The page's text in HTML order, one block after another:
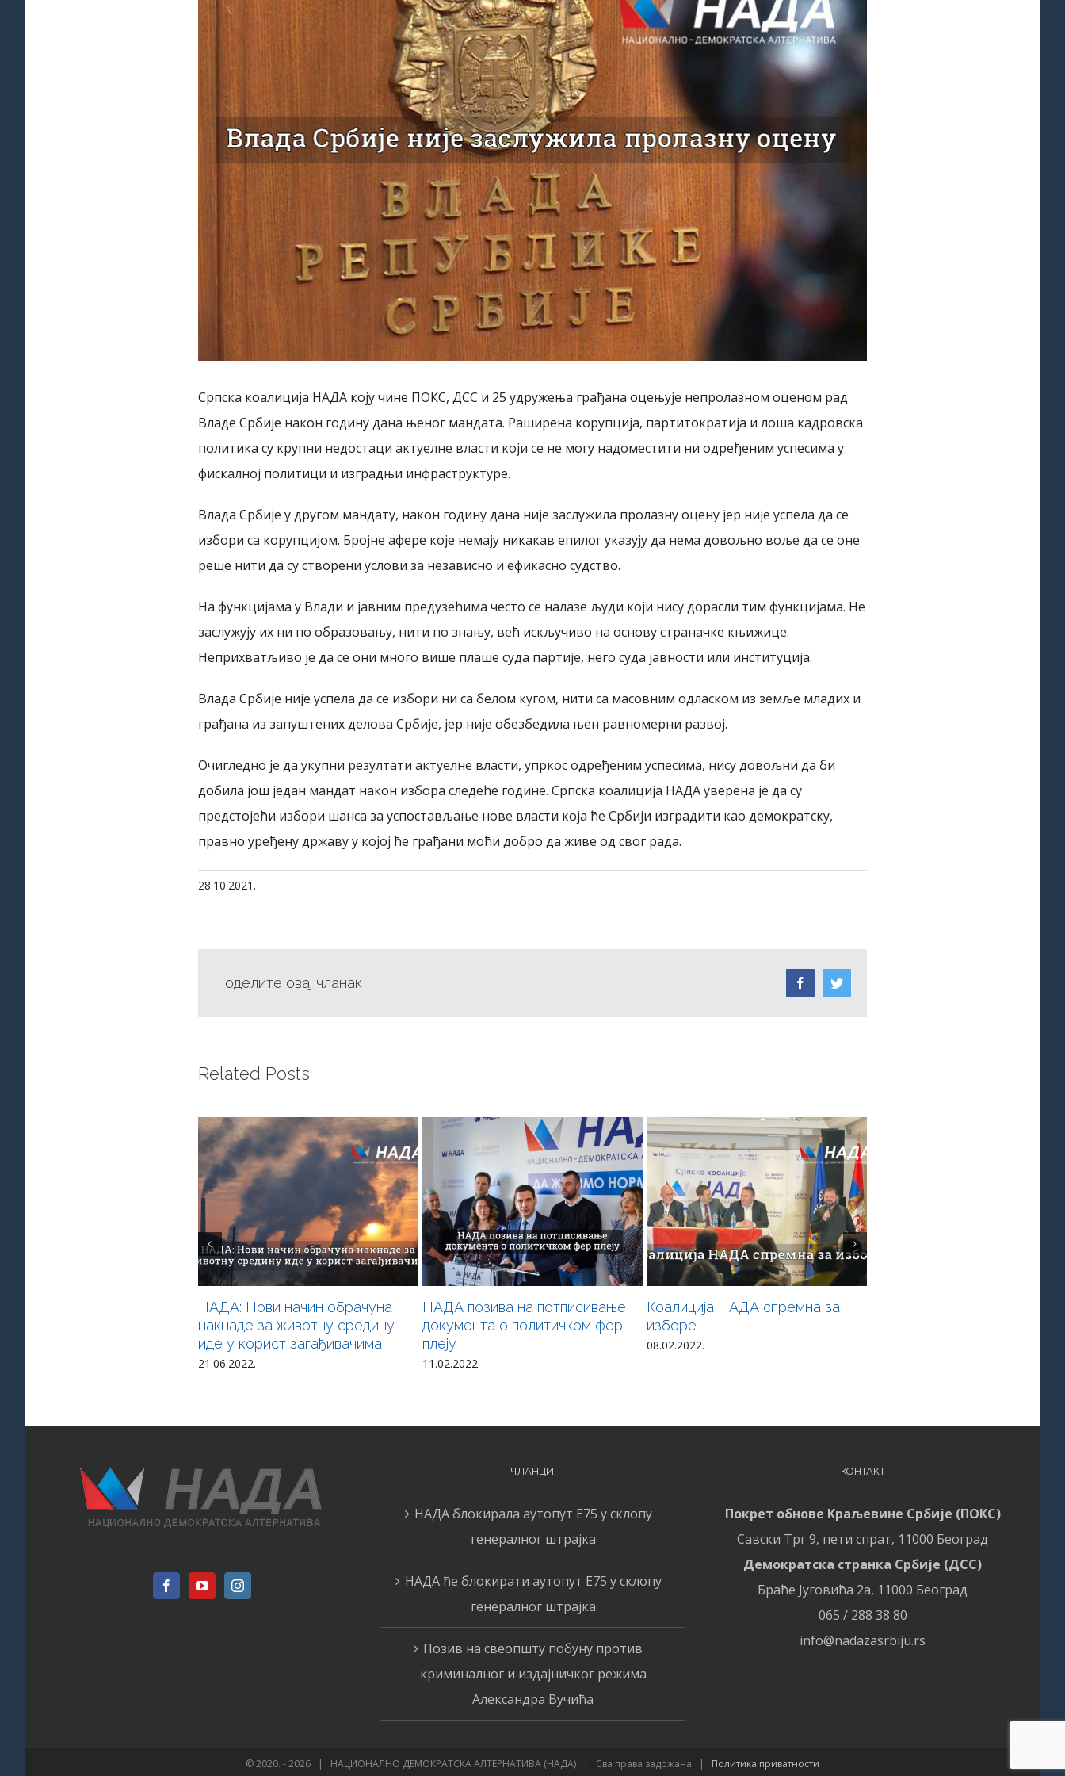
Српска коалиција НАДА коју чине ПОКС, ДСС и 25 удружења грађана оцењује непролазном оценом рад
Владе Србије након годину дана њеног мандата. Раширена корупција, партитократија и лоша кадровска
политика су крупни недостаци актуелне власти који се не могу надоместити ни одређеним успесима у
фискалној политици и изградњи инфраструктуре.
Влада Србије у другом мандату, након годину дана није заслужила пролазну оцену јер није успела да се
избори са корупцијом. Бројне афере које немају никакав епилог указују да нема довољно воље да се оне
реше нити да су створени услови за независно и ефикасно судство.
На функцијама у Влади и јавним предузећима често се налазе људи који нису дорасли тим функцијама. Не
заслужују их ни по образовању, нити по знању, већ искључиво на основу страначке књижице.
Неприхватљиво је да се они много више плаше суда партије, него суда јавности или институција.
Влада Србије није успела да се избори ни са белом кугом, нити са масовним одласком из земље младих и
грађана из запуштених делова Србије, јер није обезбедила њен равномерни развој.
Очигледно је да укупни резултати актуелне власти, упркос одређеним успесима, нису довољни да би
добила још један мандат након избора следеће године. Српска коалиција НАДА уверена је да су
предстојећи избори шанса за успостављање нове власти која ће Србији изградити као демократску,
правно уређену државу у којој ће грађани моћи добро да живе од свог рада.
28.10.2021.
Поделите овај чланак FacebookTwitter
Related Posts
НАДА: Нови начин обрачуна
накнаде за животну средину
иде у корист загађивачима
21.06.2022.
НАДА позива на потписивање
документа о политичком фер
плеју
11.02.2022.
Коалиција НАДА спремна за
изборе
08.02.2022.
ЧЛАНЦИ
НАДА блокирала аутопут Е75 у склопу
генералног штрајка
НАДА ће блокирати аутопут Е75 у склопу
генералног штрајка
Позив на свеопшту побуну против
криминалног и издајничког режима
Александра Вучића
КОНТАКТ
Покрет обнове Краљевине Србије (ПОКС)
Савски Трг 9, пети спрат, 11000 Београд
Демократска странка Србије (ДСС)
Браће Југовића 2а, 11000 Београд
065 / 288 38 80
info@nadazasrbiju.rs
© 2020. -2026 | НАЦИОНАЛНО ДЕМОКРАТСКА АЛТЕРНАТИВА (НАДА) | Сва права задржана | Политика приватности